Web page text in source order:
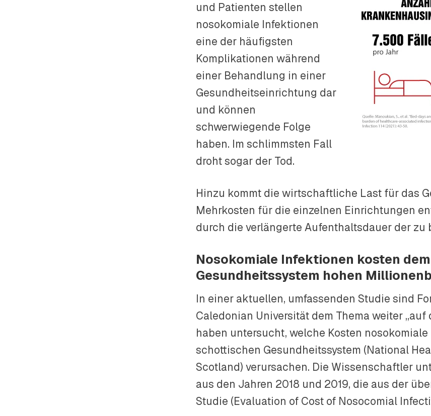
und Patienten stellen
nosokomiale Infektionen
eine der häufigsten
Komplikationen während
einer Behandlung in einer
Gesundheitseinrichtung dar
und können
schwerwiegende Folge
haben. Im schlimmsten Fall
droht sogar der Tod.
Hinzu kommt die wirtschaftliche Last für das
Mehrkosten für die einzelnen Einrichtungen
durch die verlängerte Aufenthaltsdauer der zu
Nosokomiale Infektionen kosten
Gesundheitssystem hohen
In einer aktuellen, umfassenden Studie sind
Caledonian Universität dem Thema weiter „auf
haben untersucht, welche Kosten
schottischen Gesundheitssystem (National
Scotland) verursachen. Die Wissenschaftler
aus den Jahren 2018 und 2019, die aus der
Studie (Evaluation of Cost of Nosocomial